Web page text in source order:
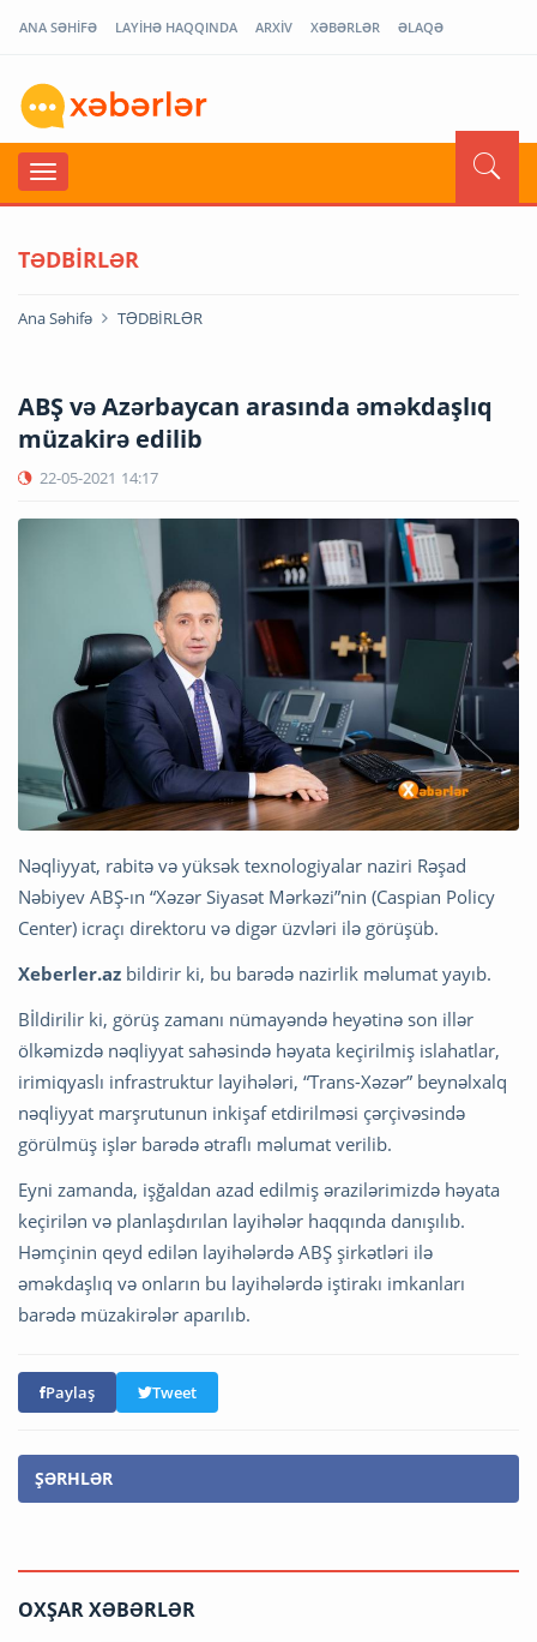
ANA SƏHİFƏ LAYİHƏ HAQQINDA ARXİV XƏBƏRLƏR ƏLAQƏ
TƏDBİRLƏR
Ana Səhifə TƏDBİRLƏR
ABŞ və Azərbaycan arasında əməkdaşlıq
müzakirə edilib
22-05-2021 14:17
Nəqliyyat, rabitə və yüksək texnologiyalar naziri Rəşad
Nəbiyev ABŞ-ın “Xəzər Siyasət Mərkəzi”nin (Caspian Policy
Center) icraçı direktoru və digər üzvləri ilə görüşüb.
Xeberler.az bildirir ki, bu barədə nazirlik məlumat yayıb.
Bİldirilir ki, görüş zamanı nümayəndə heyətinə son illər
ölkəmizdə nəqliyyat sahəsində həyata keçirilmiş islahatlar,
irimiqyaslı infrastruktur layihələri, “Trans-Xəzər” beynəlxalq
nəqliyyat marşrutunun inkişaf etdirilməsi çərçivəsində
görülmüş işlər barədə ətraflı məlumat verilib.
Eyni zamanda, işğaldan azad edilmiş ərazilərimizdə həyata
keçirilən və planlaşdırılan layihələr haqqında danışılıb.
Həmçinin qeyd edilən layihələrdə ABŞ şirkətləri ilə
əməkdaşlıq və onların bu layihələrdə iştirakı imkanları
barədə müzakirələr aparılıb.
Paylaş Tweet
ŞƏRHLƏR
OXŞAR XƏBƏRLƏR